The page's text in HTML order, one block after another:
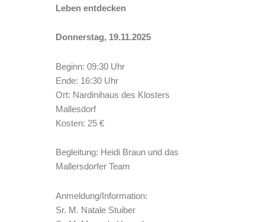
Leben entdecken
Donnerstag, 19.11.2025
Beginn: 09:30 Uhr
Ende: 16:30 Uhr
Ort: Nardinihaus des Klosters
Mallesdorf
Kosten: 25 €
Begleitung: Heidi Braun und das
Mallersdorfer Team
Anmeldung/Information:
Sr. M. Natale Stuiber